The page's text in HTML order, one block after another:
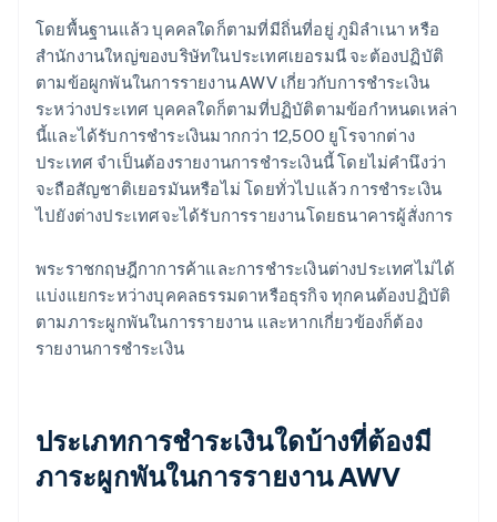
โดยพื้นฐานแล้ว บุคคลใดก็ตามที่มีถิ่นที่อยู่ ภูมิลำเนา หรือ
สำนักงานใหญ่ของบริษัทในประเทศเยอรมนี จะต้องปฏิบัติ
ตามข้อผูกพันในการรายงาน AWV เกี่ยวกับการชำระเงิน
ระหว่างประเทศ บุคคลใดก็ตามที่ปฏิบัติตามข้อกำหนดเหล่า
นี้และได้รับการชำระเงินมากกว่า 12,500 ยูโรจากต่าง
ประเทศ จำเป็นต้องรายงานการชำระเงินนี้ โดยไม่คำนึงว่า
จะถือสัญชาติเยอรมันหรือไม่ โดยทั่วไปแล้ว การชำระเงิน
ไปยังต่างประเทศจะได้รับการรายงานโดยธนาคารผู้สั่งการ
พระราชกฤษฎีกาการค้าและการชำระเงินต่างประเทศไม่ได้
แบ่งแยกระหว่างบุคคลธรรมดาหรือธุรกิจ ทุกคนต้องปฏิบัติ
ตามภาระผูกพันในการรายงาน และหากเกี่ยวข้องก็ต้อง
รายงานการชำระเงิน
ประเภทการชำระเงินใดบ้างที่ต้องมี
ภาระผูกพันในการรายงาน AWV